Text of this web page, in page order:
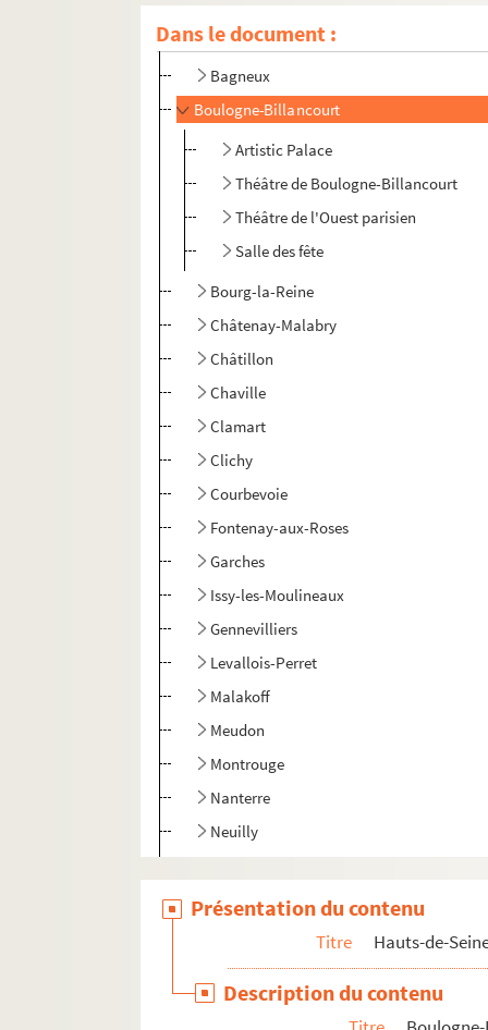
Dans le document :
Antony
Bagneux
Boulogne-Billancourt
Artistic Palace
Théâtre de Boulogne-Billancourt
Théâtre de l'Ouest parisien
Salle des fête
Bourg-la-Reine
Châtenay-Malabry
Châtillon
Chaville
Clamart
Clichy
Courbevoie
Fontenay-aux-Roses
Garches
Issy-les-Moulineaux
Gennevilliers
Levallois-Perret
Malakoff
Meudon
Montrouge
Nanterre
Neuilly
Rueil Malmaison
Sèvres
Suresnes
Présentation du contenu
Titre Hauts-de-
Description du contenu